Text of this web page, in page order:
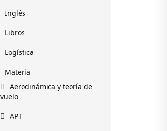
Inglés
Libros
Logística
Materia
Aerodinámica y teoría de
vuelo
APT